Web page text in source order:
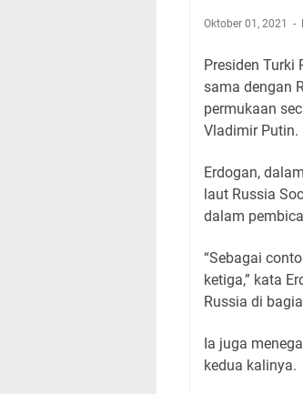
Oktober 01, 2021
Presiden Turki
sama dengan
permukaan
Vladimir Putin.
Erdogan,
laut Russia
dalam
“Sebagai
ketiga,” kata
Russia di
Ia juga
kedua kalinya.